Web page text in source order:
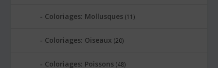
Coloriages: Mollusques (11)
Coloriages: Oiseaux (20)
Coloriages: Poissons (48)